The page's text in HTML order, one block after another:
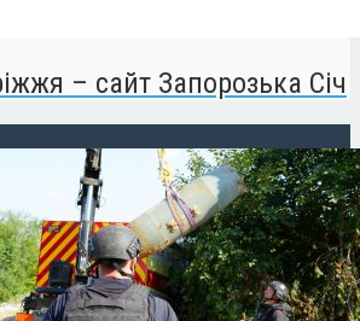
– сайт Запорозька Січ